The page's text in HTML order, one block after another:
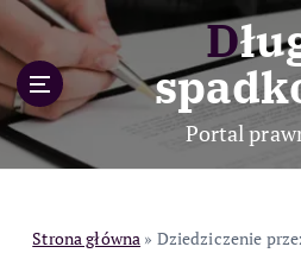
p
o
c
Długi
Portal
Strona główna » Dziedziczenie